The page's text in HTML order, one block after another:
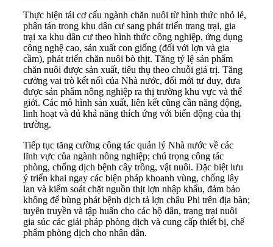
Thực hiện tái cơ cấu ngành chăn nuôi từ hình thức nhỏ lẻ,
phân tán trong khu dân cư sang phát triển trang trại, gia
trại xa khu dân cư theo hình thức công nghiệp, ứng dụng
công nghệ cao, sản xuất con giống (đối với lợn và gia
cầm), phát triển chăn nuôi bò thịt. Tăng tỷ lệ sản phẩm
chăn nuôi được sản xuất, tiêu thụ theo chuỗi giá trị. Tăng
cường vai trò kết nối của Nhà nước, đổi mới tư duy, đưa
được sản phẩm nông nghiệp ra thị trường khu vực và thế
giới. Các mô hình sản xuất, liên kết cũng cần năng động,
linh hoạt và đủ khả năng thích ứng với biến động của thị
trường.
Tiếp tục tăng cường công tác quản lý Nhà nước về các
lĩnh vực của ngành nông nghiệp; chú trọng công tác
phòng, chống dịch bệnh cây trồng, vật nuôi. Đặc biệt lưu
ý triển khai ngay các biện pháp khoanh vùng, chống lây
lan và kiểm soát chặt nguồn thịt lợn nhập khẩu, đảm bảo
không để bùng phát bệnh dịch tả lợn châu Phi trên địa bàn;
tuyên truyền và tập huấn cho các hộ dân, trang trại nuôi
gia súc các giải pháp phòng dịch và cung cấp thiết bị, chế
phẩm phòng dịch cho nhân dân.